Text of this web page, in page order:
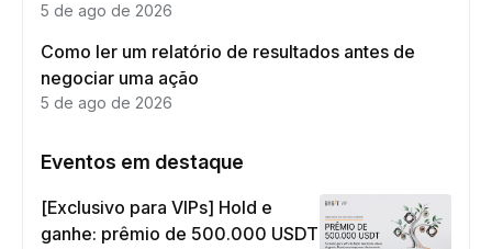
5 de ago de 2026
Como ler um relatório de resultados antes de
negociar uma ação
5 de ago de 2026
Eventos em destaque
[Exclusivo para VIPs] Hold e
ganhe: prêmio de 500.000 USDT